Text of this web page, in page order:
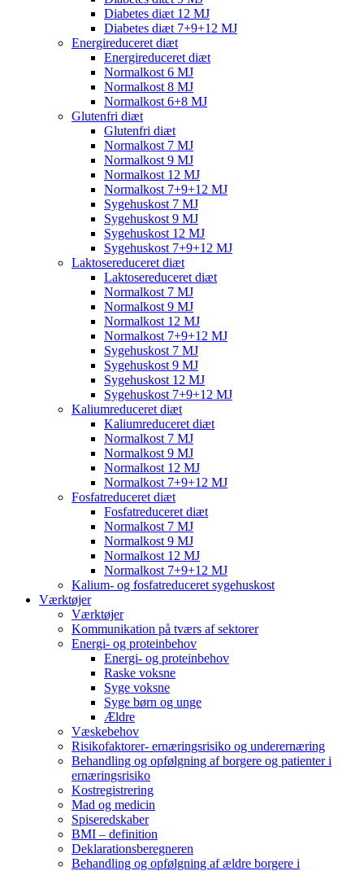
Diabetes diæt 12 MJ
Diabetes diæt 7+9+12 MJ
Energireduceret diæt
Energireduceret diæt
Normalkost 6 MJ
Normalkost 8 MJ
Normalkost 6+8 MJ
Glutenfri diæt
Glutenfri diæt
Normalkost 7 MJ
Normalkost 9 MJ
Normalkost 12 MJ
Normalkost 7+9+12 MJ
Sygehuskost 7 MJ
Sygehuskost 9 MJ
Sygehuskost 12 MJ
Sygehuskost 7+9+12 MJ
Laktosereduceret diæt
Laktosereduceret diæt
Normalkost 7 MJ
Normalkost 9 MJ
Normalkost 12 MJ
Normalkost 7+9+12 MJ
Sygehuskost 7 MJ
Sygehuskost 9 MJ
Sygehuskost 12 MJ
Sygehuskost 7+9+12 MJ
Kaliumreduceret diæt
Kaliumreduceret diæt
Normalkost 7 MJ
Normalkost 9 MJ
Normalkost 12 MJ
Normalkost 7+9+12 MJ
Fosfatreduceret diæt
Fosfatreduceret diæt
Normalkost 7 MJ
Normalkost 9 MJ
Normalkost 12 MJ
Normalkost 7+9+12 MJ
Kalium- og fosfatreduceret sygehuskost
Værktøjer
Værktøjer
Kommunikation på tværs af sektorer
Energi- og proteinbehov
Energi- og proteinbehov
Raske voksne
Syge voksne
Syge børn og unge
Ældre
Væskebehov
Risikofaktorer- ernæringsrisiko og underernæring
Behandling og opfølgning af borgere og patienter i
ernæringsrisiko
Kostregistrering
Mad og medicin
Spiseredskaber
BMI – definition
Deklarationsberegneren
Behandling og opfølgning af ældre borgere i